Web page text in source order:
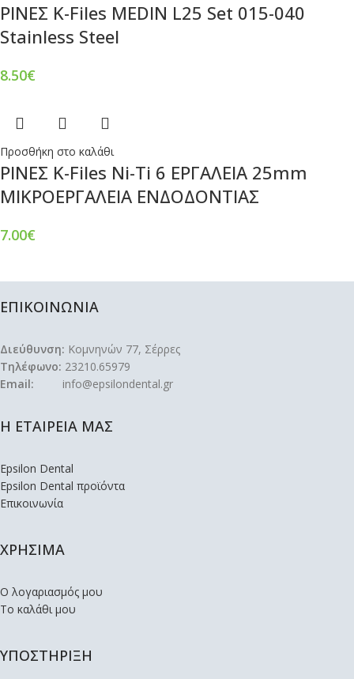
ΡΙΝΕΣ Κ-Files MEDIN L25 Set 015-040
Stainless Steel
8.50€
Προσθήκη στο καλάθι
ΡΙΝΕΣ Κ-Files Ni-Ti 6 ΕΡΓΑΛΕΙΑ 25mm
ΜΙΚΡΟΕΡΓΑΛΕΙΑ ΕΝΔΟΔΟΝΤΙΑΣ
7.00€
ΕΠΙΚΟΙΝΩΝΙΑ
Διεύθυνση: Κομνηνών 77, Σέρρες
Τηλέφωνο: 23210.65979
Email: info@epsilondental.gr
Η ΕΤΑΙΡΕΙΑ ΜΑΣ
Epsilon Dental
Epsilon Dental προϊόντα
Επικοινωνία
ΧΡΗΣΙΜΑ
Ο λογαριασμός μου
Το καλάθι μου
ΥΠΟΣΤΗΡΙΞΗ